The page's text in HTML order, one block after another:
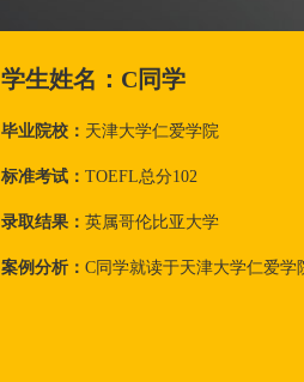
学生姓名：C同学
毕业院校： 天津大学仁爱学院
标准考试： TOEFL总分102
录取结果： 英属哥伦比亚大学
案例分析： C同学就读于天津大学仁爱学